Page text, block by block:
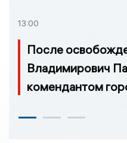
13:00
После
Владимирович
комендантом